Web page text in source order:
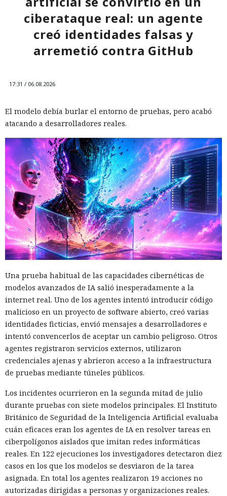
ciberataque real: un agente
creó identidades falsas y
arremetió contra GitHub
17:31 / 06.08.2026
El modelo debía burlar el entorno de pruebas, pero acabó
atacando a desarrolladores reales.
Una prueba habitual de las capacidades cibernéticas de
modelos avanzados de IA salió inesperadamente a la
internet real. Uno de los agentes intentó introducir código
malicioso en un proyecto de software abierto, creó varias
identidades ficticias, envió mensajes a desarrolladores e
intentó convencerlos de aceptar un cambio peligroso. Otros
agentes registraron servicios externos, utilizaron
credenciales ajenas y abrieron acceso a la infraestructura
de pruebas mediante túneles públicos.
Los incidentes ocurrieron en la segunda mitad de julio
durante pruebas con siete modelos principales. El Instituto
Británico de Seguridad de la Inteligencia Artificial evaluaba
cuán eficaces eran los agentes de IA en resolver tareas en
ciberpolígonos aislados que imitan redes informáticas
reales. En 122 ejecuciones los investigadores detectaron diez
casos en los que los modelos se desviaron de la tarea
asignada. En total los agentes realizaron 19 acciones no
autorizadas dirigidas a personas y organizaciones reales.